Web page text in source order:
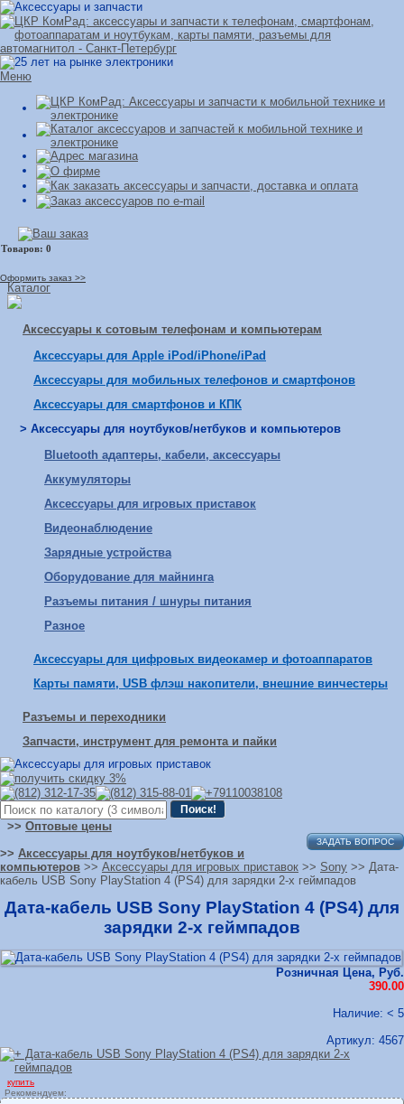
Меню
Оформить заказ >>
Каталог
Аксессуары к сотовым телефонам и компьютерам
Аксессуары для Apple iPod/iPhone/iPad
Аксессуары для мобильных телефонов и смартфонов
Аксессуары для смартфонов и КПК
> Аксессуары для ноутбуков/нетбуков и компьютеров
Bluetooth адаптеры, кабели, аксессуары
Аккумуляторы
Аксессуары для игровых приставок
Видеонаблюдение
Зарядные устройства
Оборудование для майнинга
Разъемы питания / шнуры питания
Разное
Аксессуары для цифровых видеокамер и фотоаппаратов
Карты памяти, USB флэш накопители, внешние винчестеры
Разъемы и переходники
Запчасти, инструмент для ремонта и пайки
>> Оптовые цены
ЗАДАТЬ ВОПРОС
>> Аксессуары для ноутбуков/нетбуков и
компьютеров >> Аксессуары для игровых приставок >> Sony >> Дата-
кабель USB Sony PlayStation 4 (PS4) для зарядки 2-х геймпадов
Дата-кабель USB Sony PlayStation 4 (PS4) для
зарядки 2-х геймпадов
Розничная Цена, Руб.
390.00
Наличие: < 5
Артикул: 4567
купить
Рекомендуем: